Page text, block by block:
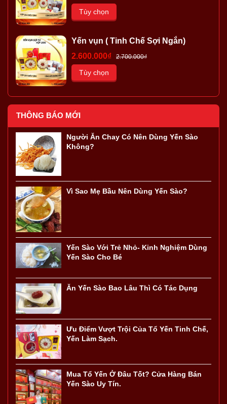
Tùy chọn
Yến vụn ( Tinh Chế Sợi Ngắn)
2.600.000₫
2.700.000₫
Tùy chọn
THÔNG BÁO MỚI
Người Ăn Chay Có Nên Dùng Yến Sào
Không?
Vì Sao Mẹ Bầu Nên Dùng Yến Sào?
Yến Sào Với Trẻ Nhỏ- Kinh Nghiệm Dùng
Yến Sào Cho Bé
Ăn Yến Sào Bao Lâu Thì Có Tác Dụng
Ưu Điểm Vượt Trội Của Tổ Yến Tinh Chế,
Yến Làm Sạch.
Mua Tổ Yến Ở Đâu Tốt? Cửa Hàng Bán
Yến Sào Uy Tín.